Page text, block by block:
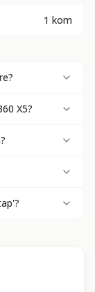
1 kom
X5?